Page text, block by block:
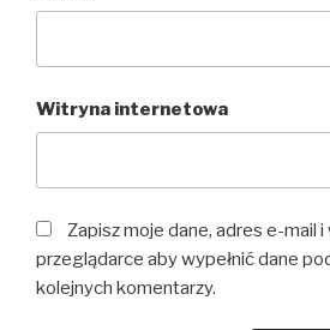
Witryna internetowa
Zapisz moje dane, adres e-mail
przeglądarce aby wypełnić dane
kolejnych komentarzy.